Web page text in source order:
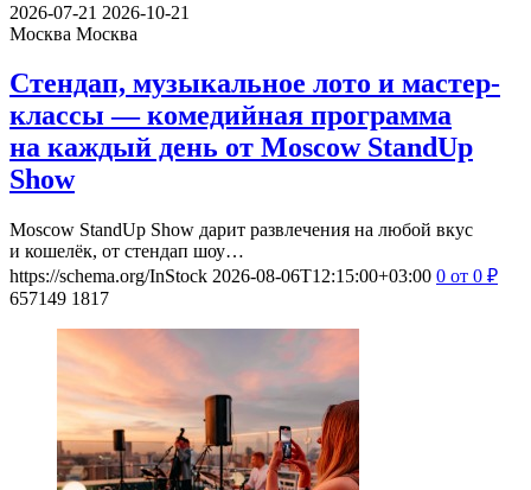
2026-07-21 2026-10-21
Москва Москва
Стендап, музыкальное лото и мастер-
классы — комедийная программа
на каждый день от Moscow StandUp
Show
Moscow StandUp Show дарит развлечения на любой вкус
и кошелёк, от стендап шоу…
https://schema.org/InStock 2026-08-06T12:15:00+03:00 0 от 0 ₽
657149 1817